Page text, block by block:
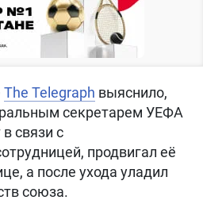
The Telegraph выяснило,
секретарем УЕФА
связи с
продвигал её
а после ухода уладил
союза.